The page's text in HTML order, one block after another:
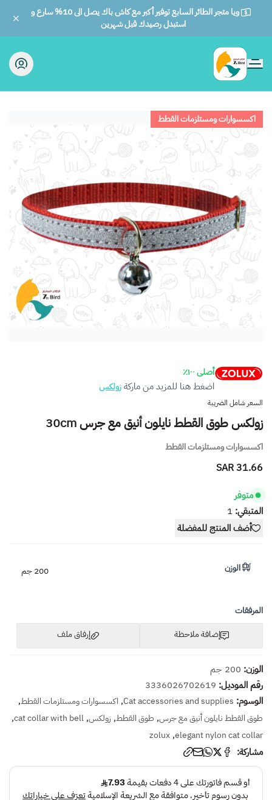
ويا متجر الطائر السابع توفير أكبر مع كاش باك يصل الى 10% سارع و
استبدل رصيدك قبل شهرين
الطائر السابع للحيوانات
اكسسوارات ومستلزمات القطط
أصلى ١٠٠٪
اضغط هنا للمزيد من ماركةزولكس
السعر شامل الضريبة
زولكس طوق القطط نايلون أنيق مع جرس 30cm
اكسسوارات ومستلزمات القطط
31.66 SAR
متوفر
المتبقي: 1
أضف المنتج للمفضلة
الوزن 200 جم
المرفقات
إضافة ملاحظة
إرفاق ملف
اسحب و افلت الملف هنا
استعراض
الوزن: 200 جم
رقم الموديل: 3336026702619
الوسوم: Cat accessories and supplies
, اكسسوارات ومستلزمات القطط,
طوق القطط نايلون أنيق مع جرس, طوق القطط, زولكس,
cat collar with bell
,
elegant nylon cat collar
,
zolux
مشاركة: